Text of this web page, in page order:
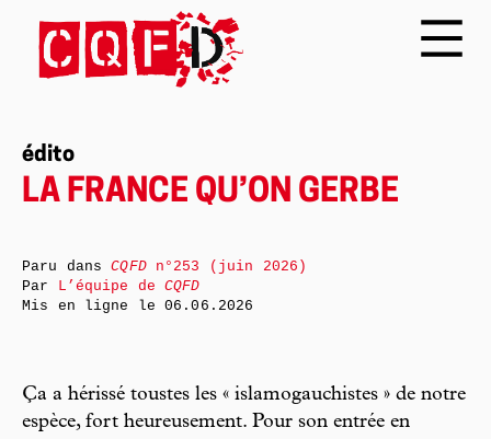
édito
LA FRANCE QU’ON GERBE
Ça a hérissé toustes les « islamogauchistes » de notre
espèce, fort heureusement. Pour son entrée en
Paru dansCQFDn°253 (juin 2026)
Par L’équipe deCQFD
Mis en ligne le06.06.2026